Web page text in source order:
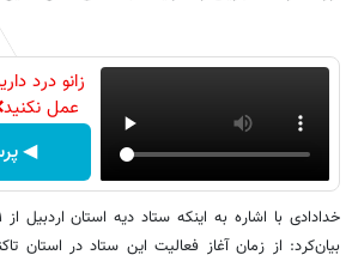
زانو درد
عمل
◀